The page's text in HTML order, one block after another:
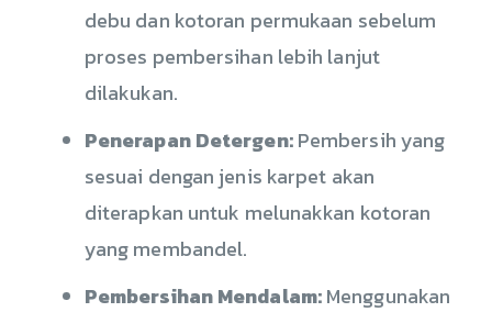
debu dan kotoran permukaan sebelum
proses pembersihan lebih lanjut
dilakukan.
Penerapan Detergen:Pembersih yang
sesuai dengan jenis karpet akan
diterapkan untuk melunakkan kotoran
yang membandel.
Pembersihan Mendalam:Menggunakan